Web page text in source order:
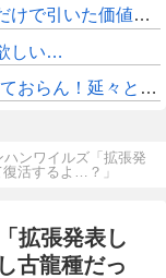
引いた価値ある！
しい…
んじゃ！」←これって本当なのか？
ハンワイルズ「拡張発
活するよ…？」
拡張発表し
古龍種だっ